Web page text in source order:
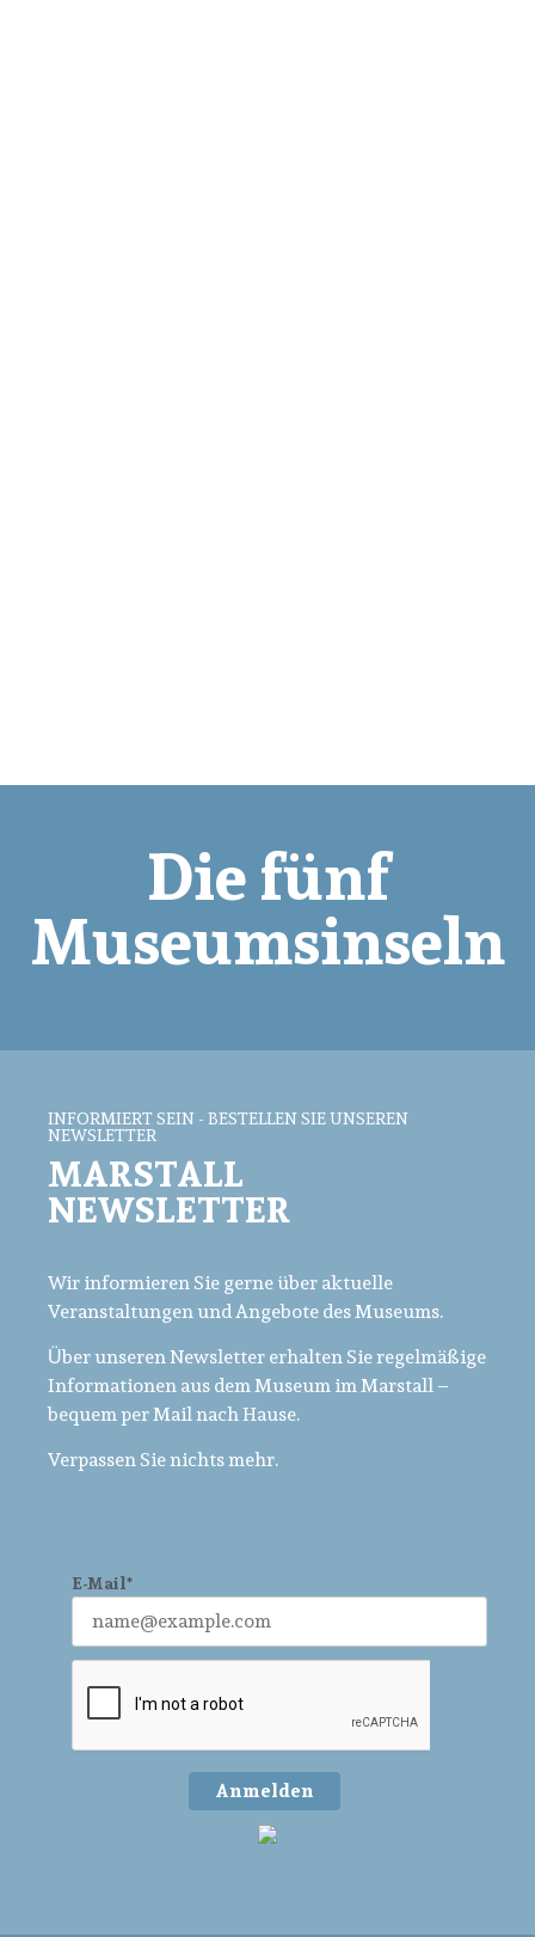
Die fünf
Museumsinseln
INFORMIERT SEIN - BESTELLEN SIE UNSEREN
NEWSLETTER
MARSTALL
NEWSLETTER
Wir informieren Sie gerne über aktuelle
Veranstaltungen und Angebote des Museums.
Über unseren Newsletter erhalten Sie regelmäßige
Informationen aus dem Museum im Marstall –
bequem per Mail nach Hause.
Verpassen Sie nichts mehr.
E-Mail*
Anmelden